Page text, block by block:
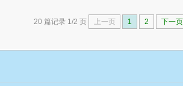
20 篇记录 1/2 页 上一页 1 2 下一页